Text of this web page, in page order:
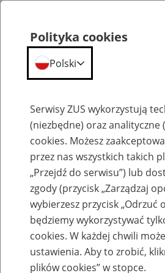
Międzynarodowe Dni Poradnictwa
Poradnictwo
Polaków
Polityka cookies
Polski
Serwisy ZUS wykorzystują
(niezbędne) oraz analityczne
cookies. Możesz
przez nas wszystkich takich
„Przejdź do serwisu”) lub
zgody (przycisk „Zarządzaj
wybierzesz przycisk „Odrzuć
będziemy wykorzystywać
cookies. W każdej chwili
ustawienia. Aby to zrobić,
plików cookies” w stopce.